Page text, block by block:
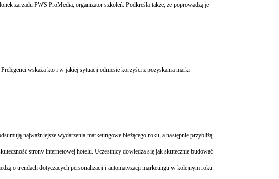
zarządu PWS ProMedia, organizator szkoleń. Podkreśla także, że poprowadzą je
wskażą kto i w jakiej sytuacji odniesie korzyści z pozyskania marki
najważniejsze wydarzenia marketingowe bieżącego roku, a następnie przybliżą
strony internetowej hotelu. Uczestnicy dowiedzą się jak skutecznie budować
o trendach dotyczących personalizacji i automatyzacji marketingu w kolejnym roku.